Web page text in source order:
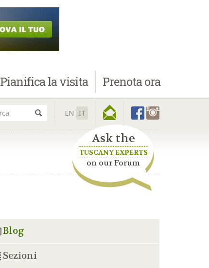
Pianificala visita Prenotaora
EN IT
Ask the
TUSCANY EXPERTS
on our Forum
Blog
Sezioni